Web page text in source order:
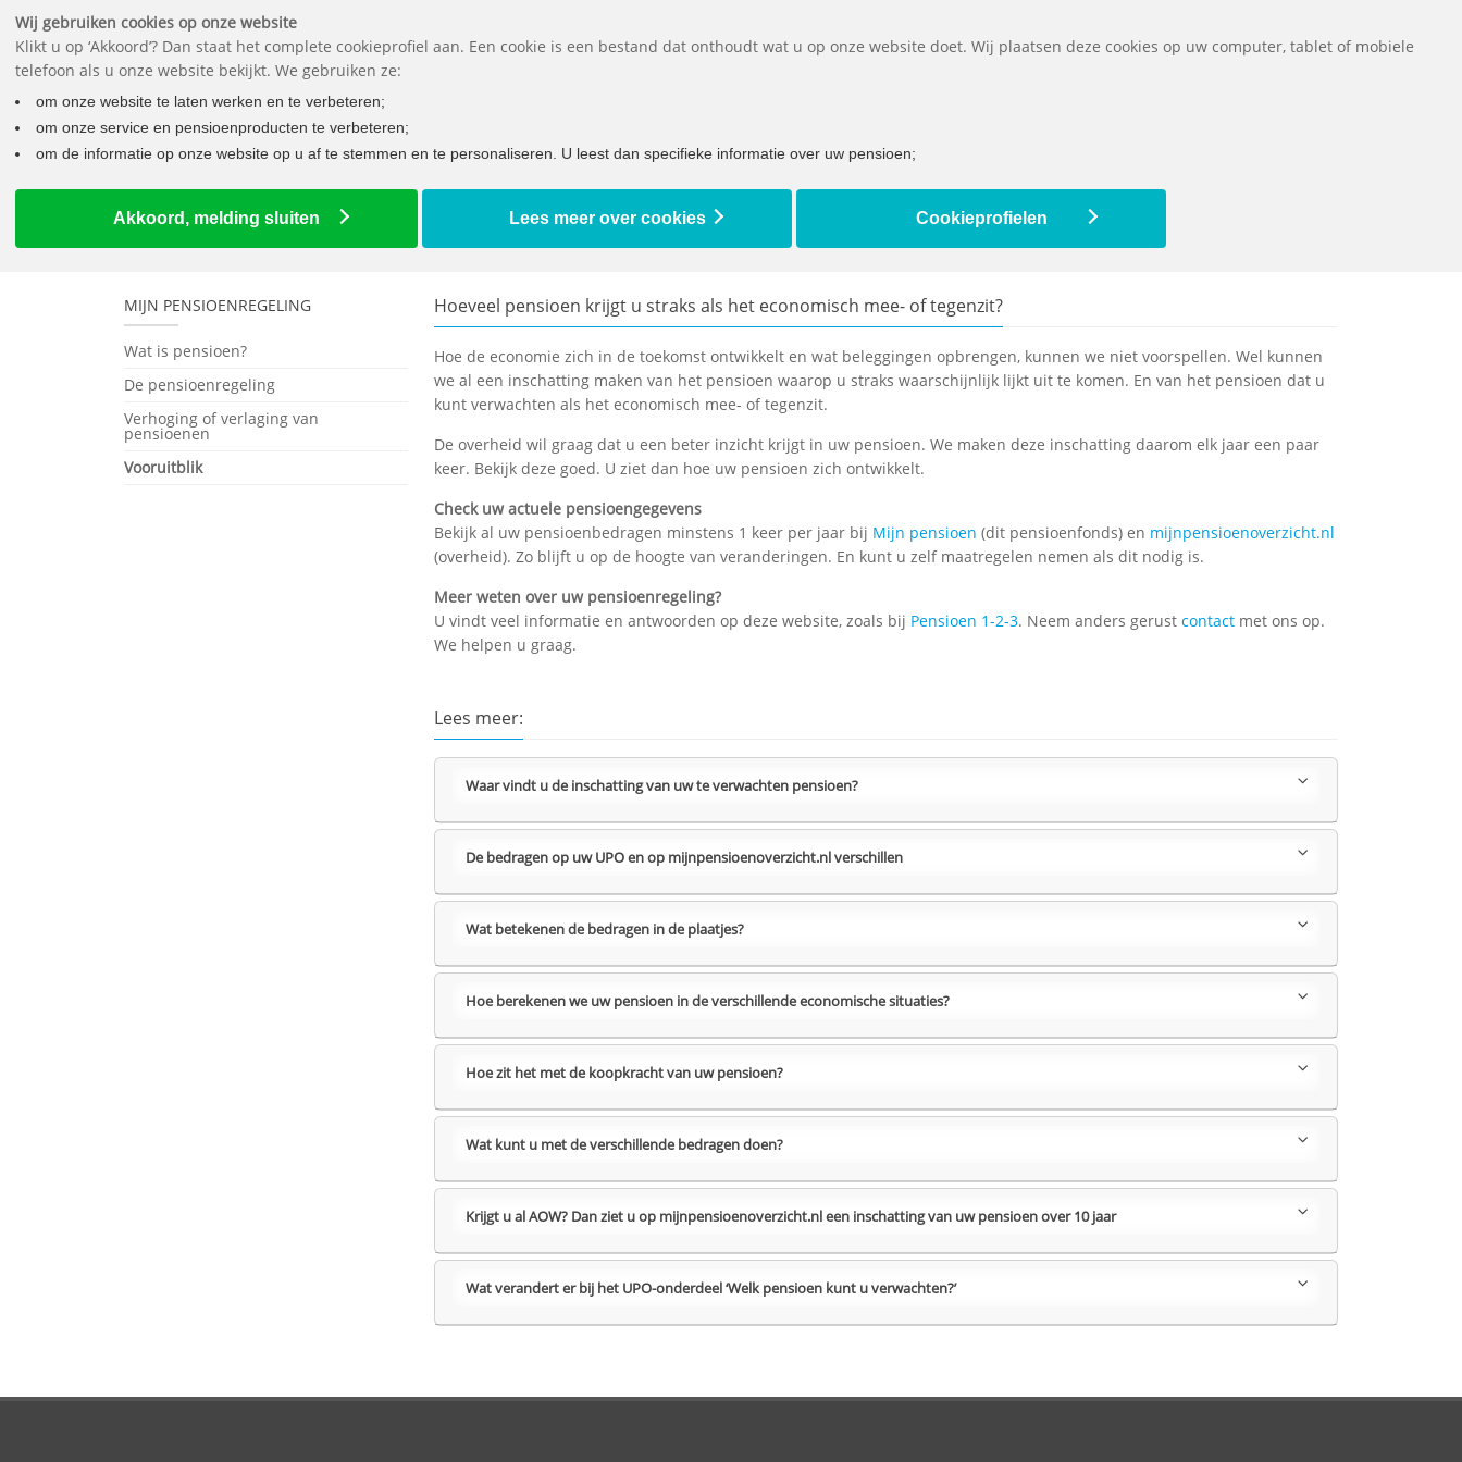
MIJN PENSIOENREGELING
Wat is pensioen?
De pensioenregeling
Verhoging of verlaging van
pensioenen
Vooruitblik
Hoeveel pensioen krijgt u straks als het economisch mee- of tegenzit?
Hoe de economie zich in de toekomst ontwikkelt en wat beleggingen opbrengen, kunnen we niet voorspellen. Wel kunnen
we al een inschatting maken van het pensioen waarop u straks waarschijnlijk lijkt uit te komen. En van het pensioen dat u
kunt verwachten als het economisch mee- of tegenzit.
De overheid wil graag dat u een beter inzicht krijgt in uw pensioen. We maken deze inschatting daarom elk jaar een paar
keer. Bekijk deze goed. U ziet dan hoe uw pensioen zich ontwikkelt.
Check uw actuele pensioengegevens
Bekijk al uw pensioenbedragen minstens 1 keer per jaar bij Mijn pensioen (dit pensioenfonds) en mijnpensioenoverzicht.nl
(overheid). Zo blijft u op de hoogte van veranderingen. En kunt u zelf maatregelen nemen als dit nodig is.
Meer weten over uw pensioenregeling?
U vindt veel informatie en antwoorden op deze website, zoals bij Pensioen 1-2-3. Neem anders gerust contact met ons op.
We helpen u graag.
Lees meer:
Waar vindt u de inschatting van uw te verwachten pensioen?
De bedragen op uw UPO en op mijnpensioenoverzicht.nl verschillen
Wat betekenen de bedragen in de plaatjes?
Hoe berekenen we uw pensioen in de verschillende economische situaties?
Hoe zit het met de koopkracht van uw pensioen?
Wat kunt u met de verschillende bedragen doen?
Krijgt u al AOW? Dan ziet u op mijnpensioenoverzicht.nl een inschatting van uw pensioen over 10 jaar
Wat verandert er bij het UPO-onderdeel ‘Welk pensioen kunt u verwachten?’
Wij gebruiken cookies op onze website
Klikt u op ‘Akkoord’? Dan staat het complete cookieprofiel aan. Een cookie is een bestand dat onthoudt wat u op onze website doet. Wij plaatsen deze cookies op uw computer, tablet of mobiele
telefoon als u onze website bekijkt. We gebruiken ze:
om onze website te laten werken en te verbeteren;
om onze service en pensioenproducten te verbeteren;
om de informatie op onze website op u af te stemmen en te personaliseren. U leest dan specifieke informatie over uw pensioen;
Akkoord, melding sluiten Lees meer over cookies Cookieprofielen